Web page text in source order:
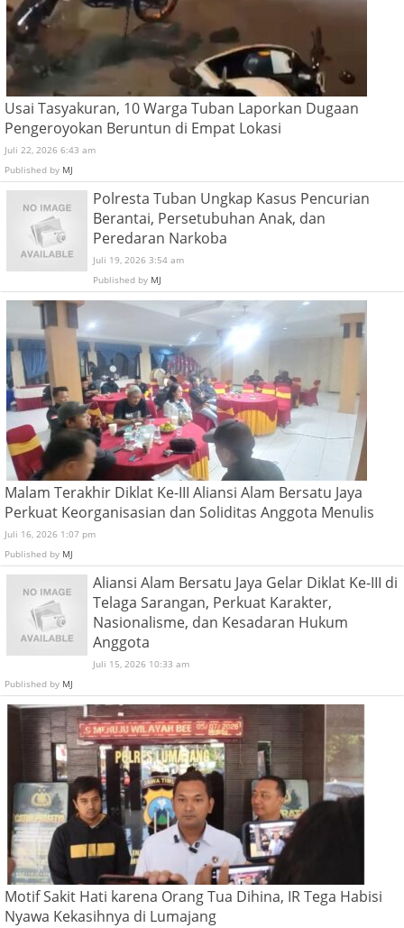
Usai Tasyakuran, 10 Warga Tuban Laporkan Dugaan
Pengeroyokan Beruntun di Empat Lokasi
Juli 22, 2026 6:43 am
Published by MJ
Polresta Tuban Ungkap Kasus Pencurian
Berantai, Persetubuhan Anak, dan
Peredaran Narkoba
Juli 19, 2026 3:54 am
Published by MJ
Malam Terakhir Diklat Ke-III Aliansi Alam Bersatu Jaya
Perkuat Keorganisasian dan Soliditas Anggota Menulis
Juli 16, 2026 1:07 pm
Published by MJ
Aliansi Alam Bersatu Jaya Gelar Diklat Ke-III di
Telaga Sarangan, Perkuat Karakter,
Nasionalisme, dan Kesadaran Hukum
Anggota
Juli 15, 2026 10:33 am
Published by MJ
Motif Sakit Hati karena Orang Tua Dihina, IR Tega Habisi
Nyawa Kekasihnya di Lumajang